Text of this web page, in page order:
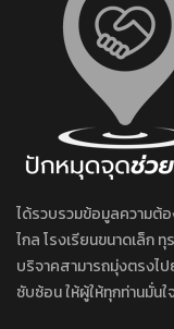
ได้รวบรวมข้อมูลความต้
ไกล โรงเรียนขนาดเล็ก
บริจาคสามารถมุ่งตรงไ
ซับซ้อน ให้ผู้ให้ทุกท่านมั่น